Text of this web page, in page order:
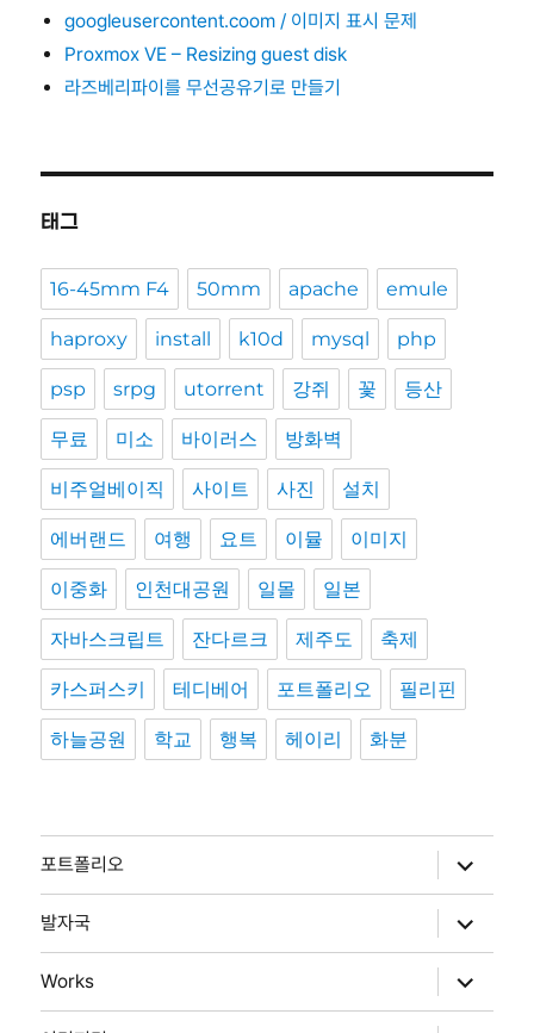
googleusercontent.coom / 이미지 표시 문제
Proxmox VE – Resizing guest disk
라즈베리파이를 무선공유기로 만들기
태그
16-45mm F4 50mm apache emule
haproxy install k10d mysql php
psp srpg utorrent 강쥐 꽃 등산
무료 미소 바이러스 방화벽
비주얼베이직 사이트 사진 설치
에버랜드 여행 요트 이뮬 이미지
이중화 인천대공원 일몰 일본
자바스크립트 잔다르크 제주도 축제
카스퍼스키 테디베어 포트폴리오 필리핀
하늘공원 학교 행복 헤이리 화분
포트폴리오
하
위
메
뉴
확
장
발자국
하
위
메
뉴
확
장
Works
하
위
메